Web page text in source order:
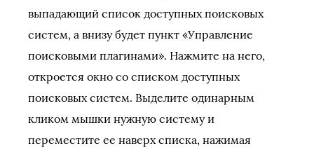
выпадающий список доступных поисковых
систем, а внизу будет пункт «Управление
поисковыми плагинами». Нажмите на него,
откроется окно со списком доступных
поисковых систем. Выделите одинарным
кликом мышки нужную систему и
переместите ее наверх списка, нажимая